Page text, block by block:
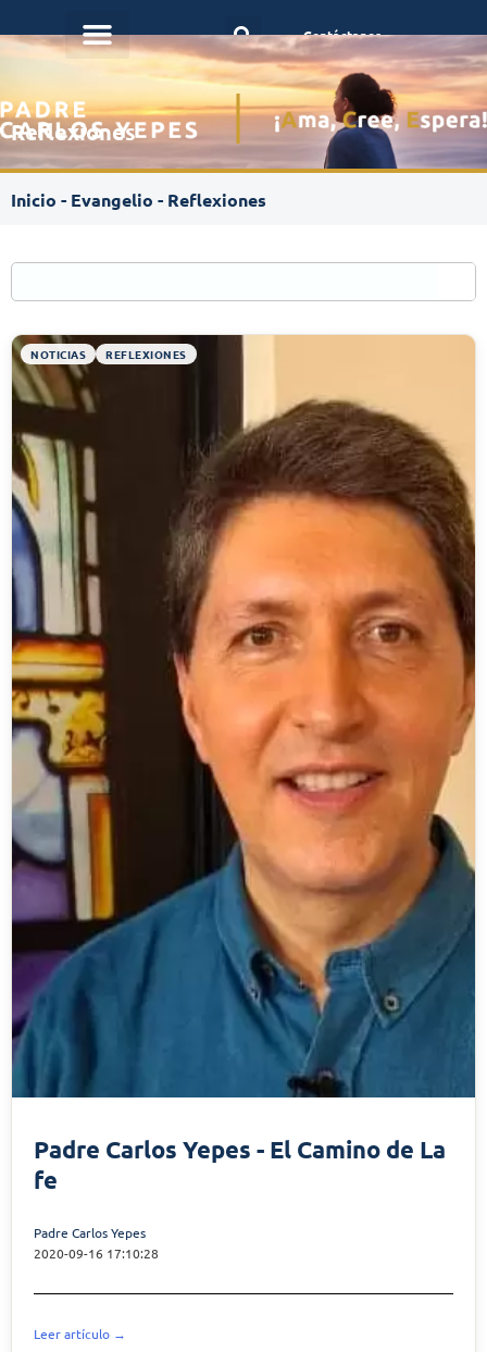
Contáctanos
Reflexiones
Inicio - Evangelio - Reflexiones
NOTICIAS REFLEXIONES
Padre Carlos Yepes - El Camino de La
fe
Padre Carlos Yepes
2020-09-16 17:10:28
Leer artículo →